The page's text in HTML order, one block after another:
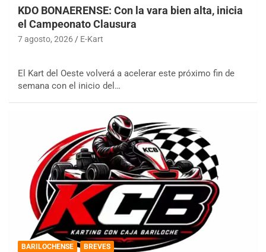
KDO BONAERENSE: Con la vara bien alta, inicia
el Campeonato Clausura
7 agosto, 2026 E-Kart
El Kart del Oeste volverá a acelerar este próximo fin de
semana con el inicio del…
BARILOCHENSE BREVES